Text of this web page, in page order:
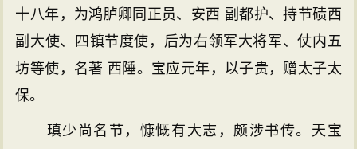
十八年，为鸿胪卿同正员、安西 副都护、持节碛西
副大使、四镇节度使，后为右领军大将军、仗内五
坊等使，名著 西陲。宝应元年，以子贵，赠太子太
保。
瑱少尚名节，慷慨有大志，颇涉书传。天宝